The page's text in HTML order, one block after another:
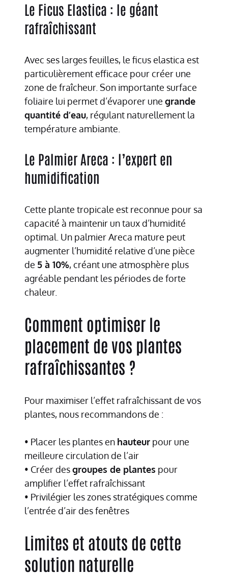
Le Ficus Elastica : le géant
rafraîchissant
Avec ses larges feuilles, le ficus elastica est
particulièrement efficace pour créer une
zone de fraîcheur. Son importante surface
foliaire lui permet d’évaporer une grande
quantité d’eau, régulant naturellement la
température ambiante.
Le Palmier Areca : l’expert en
humidification
Cette plante tropicale est reconnue pour sa
capacité à maintenir un taux d’humidité
optimal. Un palmier Areca mature peut
augmenter l’humidité relative d’une pièce
de 5 à 10%, créant une atmosphère plus
agréable pendant les périodes de forte
chaleur.
Comment optimiser le
placement de vos plantes
rafraîchissantes ?
Pour maximiser l’effet rafraîchissant de vos
plantes, nous recommandons de :
• Placer les plantes en hauteur pour une
meilleure circulation de l’air
• Créer desgroupes de plantes pour
amplifier l’effet rafraîchissant
• Privilégier les zones stratégiques comme
l’entrée d’air des fenêtres
Limites et atouts de cette
solution naturelle